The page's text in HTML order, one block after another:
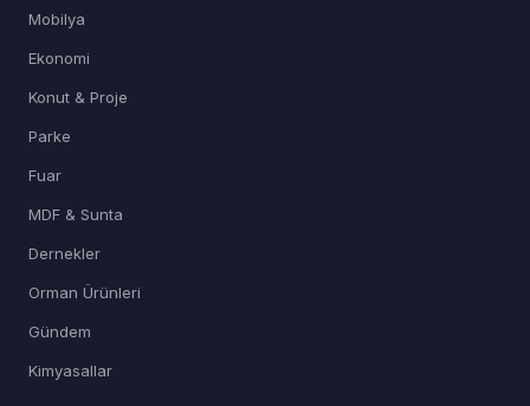
Mobilya
Ekonomi
Konut & Proje
Parke
Fuar
MDF & Sunta
Dernekler
Orman Ürünleri
Gündem
Kimyasallar